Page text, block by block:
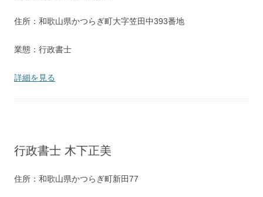
住所：和歌山県かつらぎ町大字笠田中393番地
業態：行政書士
詳細を見る
行政書士 木下正美
住所：和歌山県かつらぎ町新田77